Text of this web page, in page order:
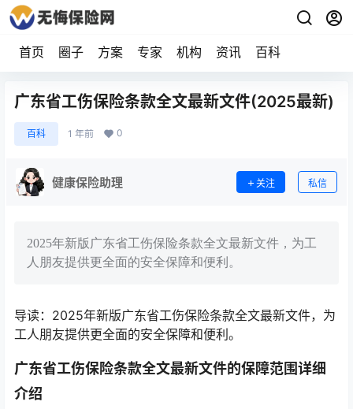
首页 圈子 方案 专家 机构 资讯 百科
广东省工伤保险条款全文最新文件(2025最新)
百科 1 年前 0
健康保险助理 关注 私信
2025年新版广东省工伤保险条款全文最新文件，为工
人朋友提供更全面的安全保障和便利。
导读：2025年新版广东省工伤保险条款全文最新文件，为
工人朋友提供更全面的安全保障和便利。
广东省工伤保险条款全文最新文件的保障范围详细
介绍